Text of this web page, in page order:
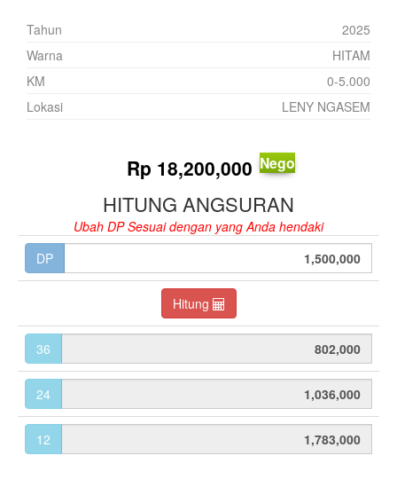
Tahun
2025
Warna
HITAM
KM
0-5.000
Lokasi
LENY NGASEM
Rp 18,200,000 Nego
HITUNG ANGSURAN
Ubah DP Sesuai dengan yang Anda hendaki
DP
Hitung
36
24
12